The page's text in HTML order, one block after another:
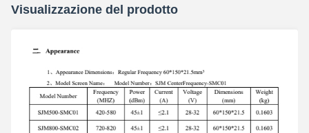
Visualizzazione del prodotto